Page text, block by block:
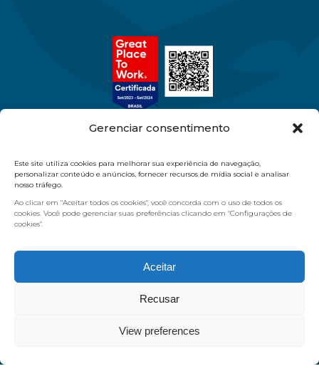
Gerenciar consentimento
Este site utiliza cookies para melhorar sua experiência de navegação,
personalizar conteúdo e anúncios, fornecer recursos de mídia social e analisar
nosso tráfego.
Ao clicar em "Aceitar todos os cookies", você concorda com o uso de todos os
cookies. Você pode gerenciar suas preferências clicando em "Configurações de
cookies".
Aceitar
Recusar
View preferences
11 2084.5454
11 97386-9570
R. Pereira Jácome, 26 - Moóca - São Paulo/SP